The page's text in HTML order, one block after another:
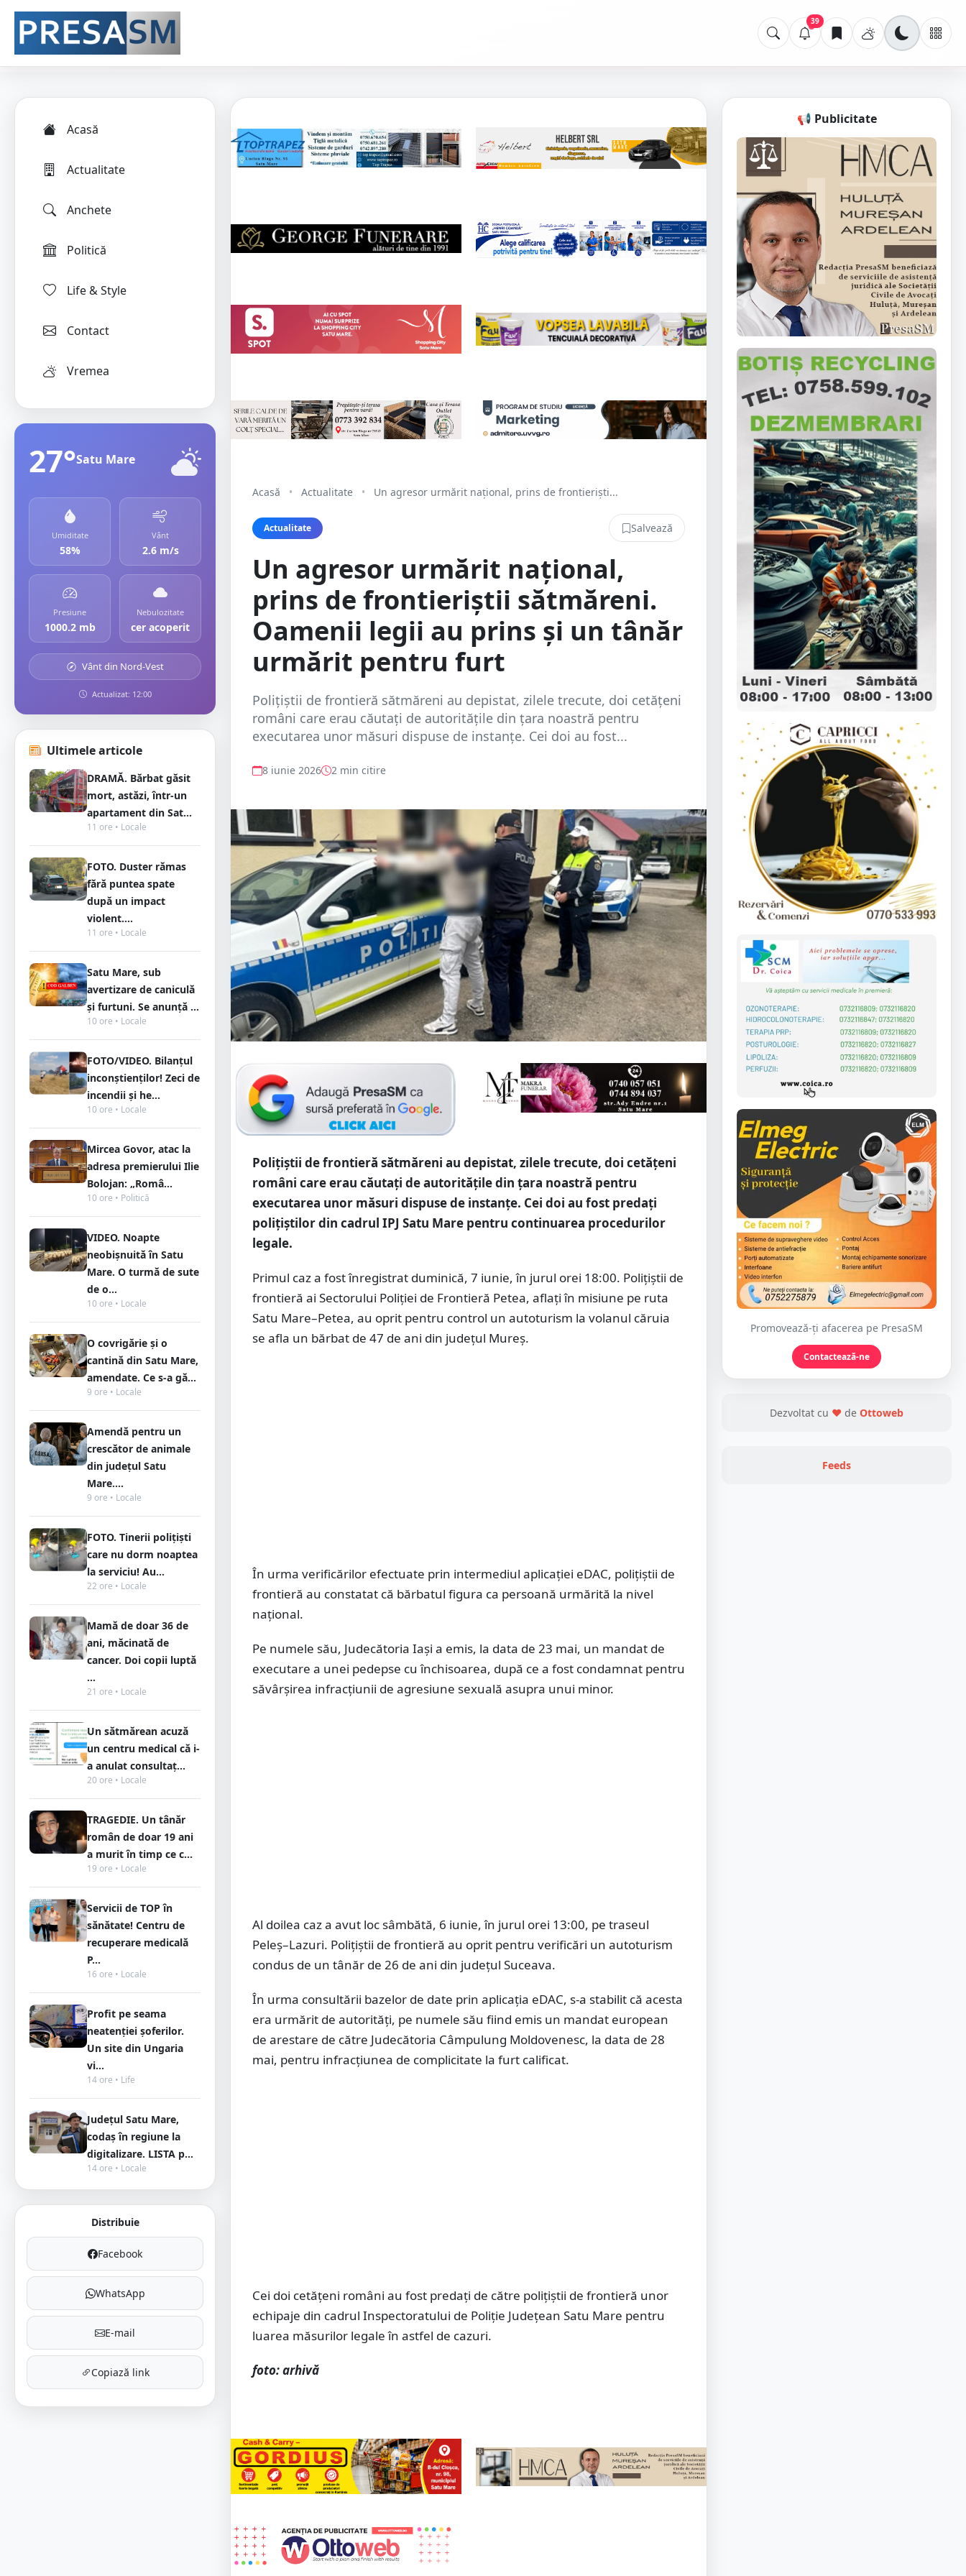
39
Acasă
Actualitate
Anchete
Politică
Life & Style
Contact
Vremea
27°Satu Mare
Umiditate
58%
Vânt
2.6 m/s
Presiune
1000.2 mb
Nebulozitate
cer acoperit
Vânt din Nord-Vest
Actualizat: 12:00
Ultimele articole
DRAMĂ. Bărbat găsit
mort, astăzi, într-un
apartament din Sat...
11 ore • Locale
FOTO. Duster rămas
fără puntea spate
după un impact
violent....
11 ore • Locale
Satu Mare, sub
avertizare de caniculă
și furtuni. Se anunță ...
10 ore • Locale
FOTO/VIDEO. Bilanțul
inconștienților! Zeci de
incendii și he...
10 ore • Locale
Mircea Govor, atac la
adresa premierului Ilie
Bolojan: „Româ...
10 ore • Politică
VIDEO. Noapte
neobișnuită în Satu
Mare. O turmă de sute
de o...
10 ore • Locale
O covrigărie și o
cantină din Satu Mare,
amendate. Ce s-a gă...
9 ore • Locale
Amendă pentru un
crescător de animale
din județul Satu
Mare....
9 ore • Locale
FOTO. Tinerii polițiști
care nu dorm noaptea
la serviciu! Au...
22 ore • Locale
Mamă de doar 36 de
ani, măcinată de
cancer. Doi copii luptă
...
21 ore • Locale
Un sătmărean acuză
un centru medical că i-
a anulat consultaț...
20 ore • Locale
TRAGEDIE. Un tânăr
român de doar 19 ani
a murit în timp ce c...
19 ore • Locale
Servicii de TOP în
sănătate! Centru de
recuperare medicală
P...
16 ore • Locale
Profit pe seama
neatenției șoferilor.
Un site din Ungaria
vi...
14 ore • Life
Județul Satu Mare,
codaș în regiune la
digitalizare. LISTA p...
14 ore • Locale
Distribuie
Facebook
WhatsApp
E-mail
Copiază link
Acasă • Actualitate • Un agresor urmărit național, prins de frontieriști...
Actualitate Salvează
Un agresor urmărit național,
prins de frontieriștii sătmăreni.
Oamenii legii au prins și un tânăr
urmărit pentru furt
Poliţiştii de frontieră sătmăreni au depistat, zilele trecute, doi cetățeni
români care erau căutați de autoritățile din țara noastră pentru
executarea unor măsuri dispuse de instanțe. Cei doi au fost...
8 iunie 2026 2 min citire
Poliţiştii de frontieră sătmăreni au depistat, zilele trecute, doi cetățeni
români care erau căutați de autoritățile din țara noastră pentru
executarea unor măsuri dispuse de instanțe. Cei doi au fost predați
polițiștilor din cadrul IPJ Satu Mare pentru continuarea procedurilor
legale.
Primul caz a fost înregistrat duminică, 7 iunie, în jurul orei 18:00. Polițiștii de
frontieră ai Sectorului Poliției de Frontieră Petea, aflați în misiune pe ruta
Satu Mare–Petea, au oprit pentru control un autoturism la volanul căruia
se afla un bărbat de 47 de ani din județul Mureș.
În urma verificărilor efectuate prin intermediul aplicației eDAC, polițiștii de
frontieră au constatat că bărbatul figura ca persoană urmărită la nivel
național.
Pe numele său, Judecătoria Iași a emis, la data de 23 mai, un mandat de
executare a unei pedepse cu închisoarea, după ce a fost condamnat pentru
săvârșirea infracțiunii de agresiune sexuală asupra unui minor.
Al doilea caz a avut loc sâmbătă, 6 iunie, în jurul orei 13:00, pe traseul
Peleș–Lazuri. Polițiștii de frontieră au oprit pentru verificări un autoturism
condus de un tânăr de 26 de ani din județul Suceava.
În urma consultării bazelor de date prin aplicația eDAC, s-a stabilit că acesta
era urmărit de autorități, pe numele său fiind emis un mandat european
de arestare de către Judecătoria Câmpulung Moldovenesc, la data de 28
mai, pentru infracțiunea de complicitate la furt calificat.
Cei doi cetățeni români au fost predați de către polițiștii de frontieră unor
echipaje din cadrul Inspectoratului de Poliție Județean Satu Mare pentru
luarea măsurilor legale în astfel de cazuri.
foto: arhivă
📢 Publicitate
Promovează-ți afacerea pe PresaSM
Contactează-ne
Dezvoltat cu ❤ de Ottoweb
Feeds